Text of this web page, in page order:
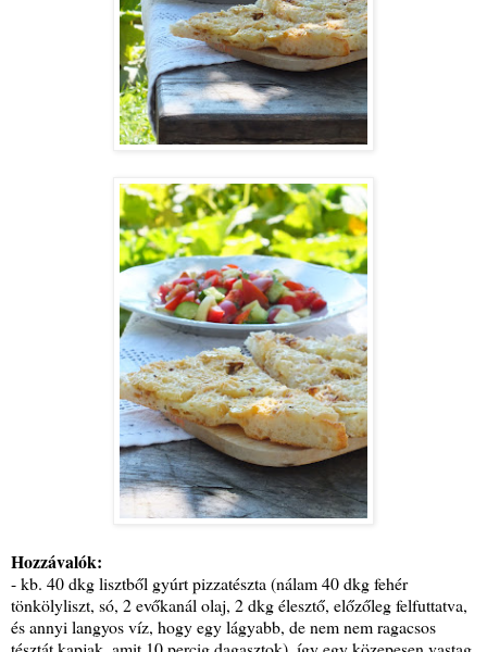
Hozzávalók:
- kb. 40 dkg lisztből gyúrt pizzatészta (nálam 40 dkg fehér
tönkölyliszt, só, 2 evőkanál olaj, 2 dkg élesztő, előzőleg felfuttatva,
és annyi langyos víz, hogy egy lágyabb, de nem nem ragacsos